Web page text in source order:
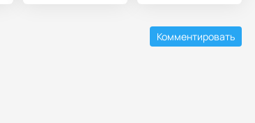
Комментировать